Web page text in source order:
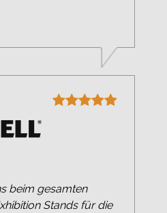
beim gesamten
Stands für die